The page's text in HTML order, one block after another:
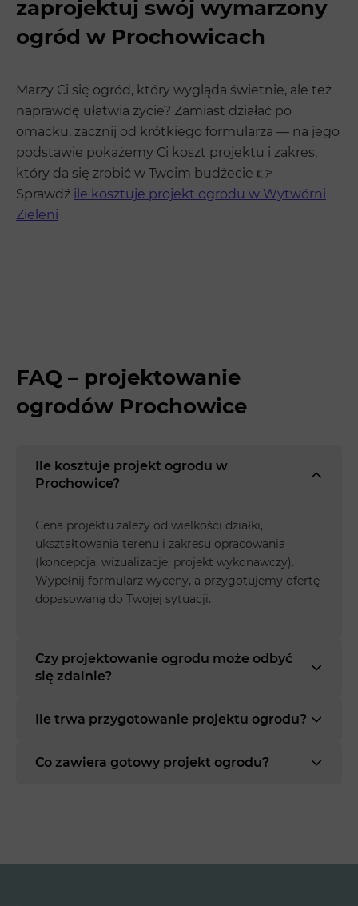
zaprojektuj swój wymarzony
ogród w Prochowicach
Marzy Ci się ogród, który wygląda świetnie, ale też
naprawdę ułatwia życie? Zamiast działać po
omacku, zacznij od krótkiego formularza — na jego
podstawie pokażemy Ci koszt projektu i zakres,
który da się zrobić w Twoim budżecie 👉
Sprawdź ile kosztuje projekt ogrodu w Wytwórni
Zieleni
FAQ – projektowanie
ogrodów Prochowice
Ile kosztuje projekt ogrodu w
Prochowice?
Cena projektu zależy od wielkości działki,
ukształtowania terenu i zakresu opracowania
(koncepcja, wizualizacje, projekt wykonawczy).
Wypełnij formularz wyceny, a przygotujemy ofertę
dopasowaną do Twojej sytuacji.
Czy projektowanie ogrodu może odbyć
się zdalnie?
Ile trwa przygotowanie projektu ogrodu?
Co zawiera gotowy projekt ogrodu?